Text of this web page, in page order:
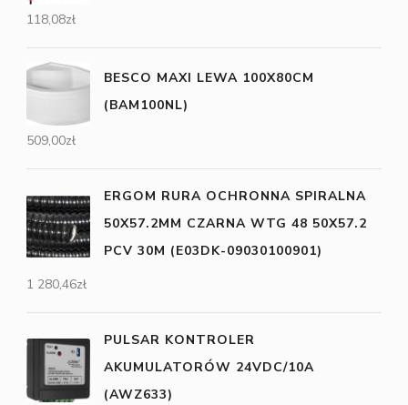
118,08zł
BESCO MAXI LEWA 100X80CM
(BAM100NL)
509,00zł
ERGOM RURA OCHRONNA SPIRALNA
50X57.2MM CZARNA WTG 48 50X57.2
PCV 30M (E03DK-09030100901)
1 280,46zł
PULSAR KONTROLER
AKUMULATORÓW 24VDC/10A
(AWZ633)